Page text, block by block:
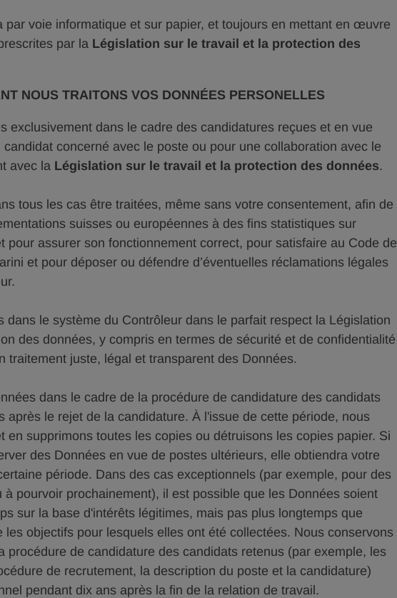
par voie informatique et sur papier, et toujours en mettant en œuvre
par la Législation sur le travail et la protection des
NOUS TRAITONS VOS DONNÉES PERSONELLES
exclusivement dans le cadre des candidatures reçues et en vue
candidat concerné avec le poste ou pour une collaboration avec le
avec la Législation sur le travail et la protection des données.
tous les cas être traitées, même sans votre consentement, afin de
suisses ou européennes à des fins statistiques sur
pour assurer son fonctionnement correct, pour satisfaire au Code de
et pour déposer ou défendre d’éventuelles réclamations légales
dans le système du Contrôleur dans le parfait respect la Législation
des données, y compris en termes de sécurité et de confidentialité
traitement juste, légal et transparent des Données.
dans le cadre de la procédure de candidature des candidats
après le rejet de la candidature. À l'issue de cette période, nous
en supprimons toutes les copies ou détruisons les copies papier. Si
des Données en vue de postes ultérieurs, elle obtiendra votre
période. Dans des cas exceptionnels (par exemple, pour des
à pourvoir prochainement), il est possible que les Données soient
sur la base d'intérêts légitimes, mais pas plus longtemps que
les objectifs pour lesquels elles ont été collectées. Nous conservons
procédure de candidature des candidats retenus (par exemple, les
de recrutement, la description du poste et la candidature)
pendant dix ans après la fin de la relation de travail.